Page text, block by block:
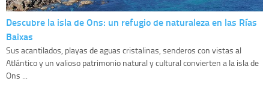
Descubre la isla de Ons: un refugio de naturaleza en las Rías
Baixas
Sus acantilados, playas de aguas cristalinas, senderos con vistas al
Atlántico y un valioso patrimonio natural y cultural convierten a la isla de
Ons ...